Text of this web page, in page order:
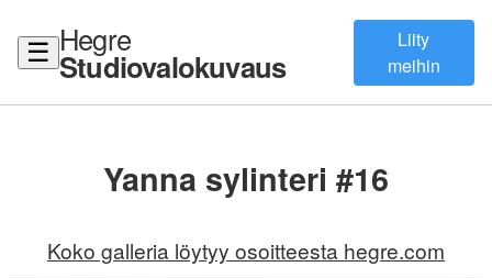
☰ Hegre
Studiovalokuvaus
Liity
meihin
Yanna sylinteri #16
Koko galleria löytyy osoitteesta hegre.com